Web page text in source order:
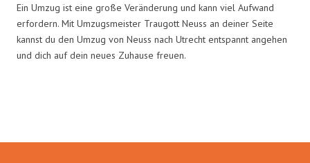
Ein Umzug ist eine große Veränderung und kann viel Aufwand
erfordern. Mit Umzugsmeister Traugott Neuss an deiner Seite
kannst du den Umzug von Neuss nach Utrecht entspannt angehen
und dich auf dein neues Zuhause freuen.